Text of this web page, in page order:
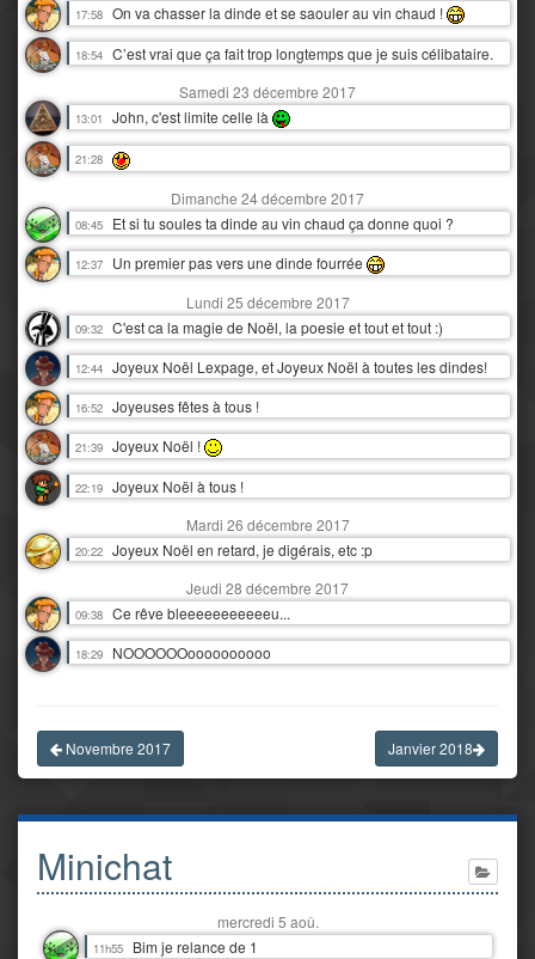
17:58 On va chasser la dinde et se saouler au vin chaud !
18:54 C’est vrai que ça fait trop longtemps que je suis célibataire.
Samedi 23 décembre 2017
13:01 John, c'est limite celle là
21:28
Dimanche 24 décembre 2017
08:45 Et si tu soules ta dinde au vin chaud ça donne quoi ?
12:37
Un premier pas vers une dinde fourrée
Lundi 25 décembre 2017
09:32 C'est ca la magie de Noël, la poesie et tout et tout :)
12:44 Joyeux Noël Lexpage, et Joyeux Noël à toutes les dindes!
16:52 Joyeuses fêtes à tous !
21:39 Joyeux Noël !
22:19 Joyeux Noël à tous !
Mardi 26 décembre 2017
20:22 Joyeux Noël en retard, je digérais, etc :p
Jeudi 28 décembre 2017
09:38 Ce rêve bleeeeeeeeeeeu...
18:29 NOOOOOOoooooooooo
Novembre 2017 Janvier 2018
Minichat
mercredi 5 aoû.
11h55 Bim je relance de 1